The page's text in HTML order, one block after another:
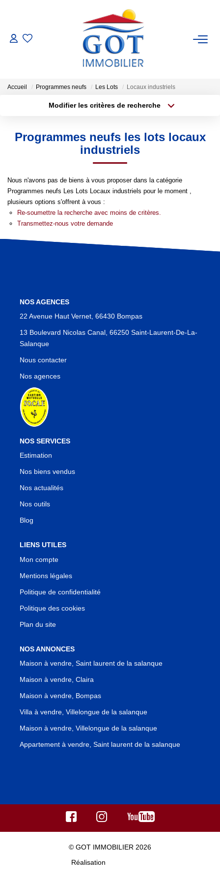
VENTES
GESTION
ESTIMATION
NOS AGENCES
Nos Agences
CONTACT
Accueil Programmes neufs Les Lots Locaux industriels
Modifier les critères de recherche
Type de bien
Programmes neufs les lots locaux
industriels
Nous n'avons pas de biens à vous proposer dans la catégorie
Programmes neufs Les Lots Locaux industriels pour le moment ,
plusieurs options s'offrent à vous :
Re-soumettre la recherche avec moins de critères.
Transmettez-nous votre demande
NOS AGENCES
22 Avenue Haut Vernet, 66430 Bompas
13 Boulevard Nicolas Canal, 66250 Saint-Laurent-De-La-
Salanque
Nous contacter
Nos agences
NOS SERVICES
Estimation
Nos biens vendus
Nos actualités
Nos outils
Blog
LIENS UTILES
Mon compte
Mentions légales
Politique de confidentialité
Politique des cookies
Plan du site
NOS ANNONCES
Maison à vendre, Saint laurent de la salanque
Maison à vendre, Claira
Maison à vendre, Bompas
Villa à vendre, Villelongue de la salanque
Maison à vendre, Villelongue de la salanque
Appartement à vendre, Saint laurent de la salanque
© GOT IMMOBILIER 2026
Réalisation